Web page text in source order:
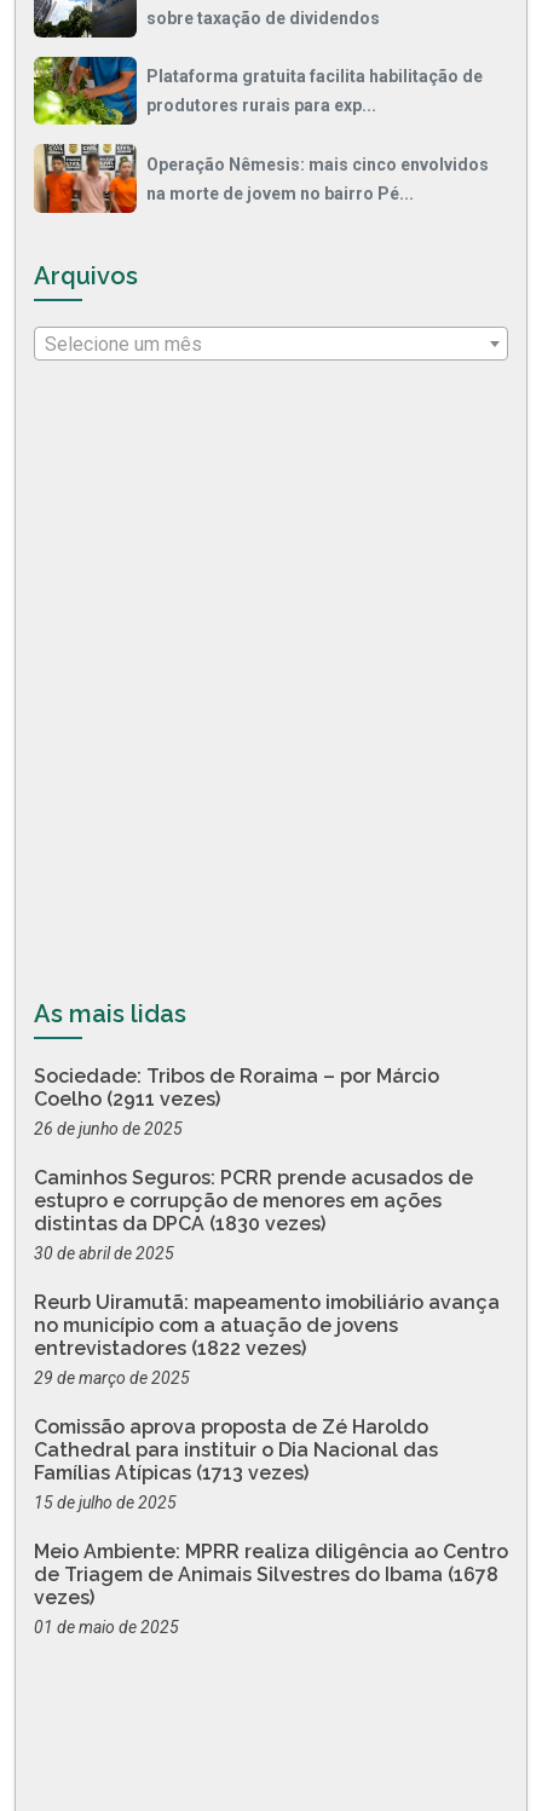
sobre taxação de dividendos
Plataforma gratuita facilita habilitação de
produtores rurais para exp...
Operação Nêmesis: mais cinco envolvidos
na morte de jovem no bairro Pé...
Arquivos
Selecione um mês
As mais lidas
Sociedade: Tribos de Roraima – por Márcio
Coelho (2911 vezes)
26 de junho de 2025
Caminhos Seguros: PCRR prende acusados de
estupro e corrupção de menores em ações
distintas da DPCA (1830 vezes)
30 de abril de 2025
Reurb Uiramutã: mapeamento imobiliário avança
no município com a atuação de jovens
entrevistadores (1822 vezes)
29 de março de 2025
Comissão aprova proposta de Zé Haroldo
Cathedral para instituir o Dia Nacional das
Famílias Atípicas (1713 vezes)
15 de julho de 2025
Meio Ambiente: MPRR realiza diligência ao Centro
de Triagem de Animais Silvestres do Ibama (1678
vezes)
01 de maio de 2025